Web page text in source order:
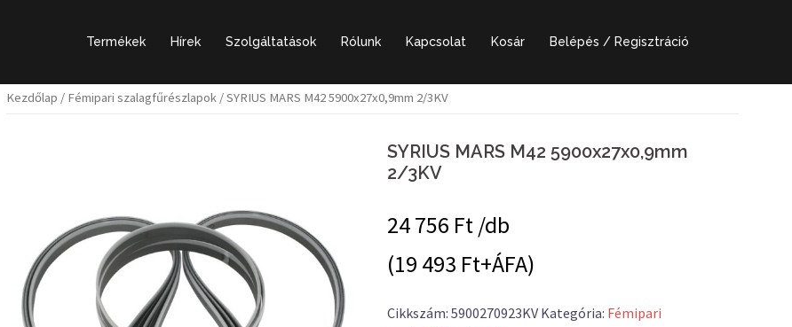
Termékek Hírek Szolgáltatások Rólunk Kapcsolat Kosár Belépés / Regisztráció
Kezdőlap / Fémipari szalagfűrészlapok / SYRIUS MARS M42 5900x27x0,9mm 2/3KV
SYRIUS MARS M42 5900x27x0,9mm
2/3KV
24 756 Ft /db
(19 493 Ft+ÁFA)
Cikkszám: 5900270923KV Kategória: Fémipari